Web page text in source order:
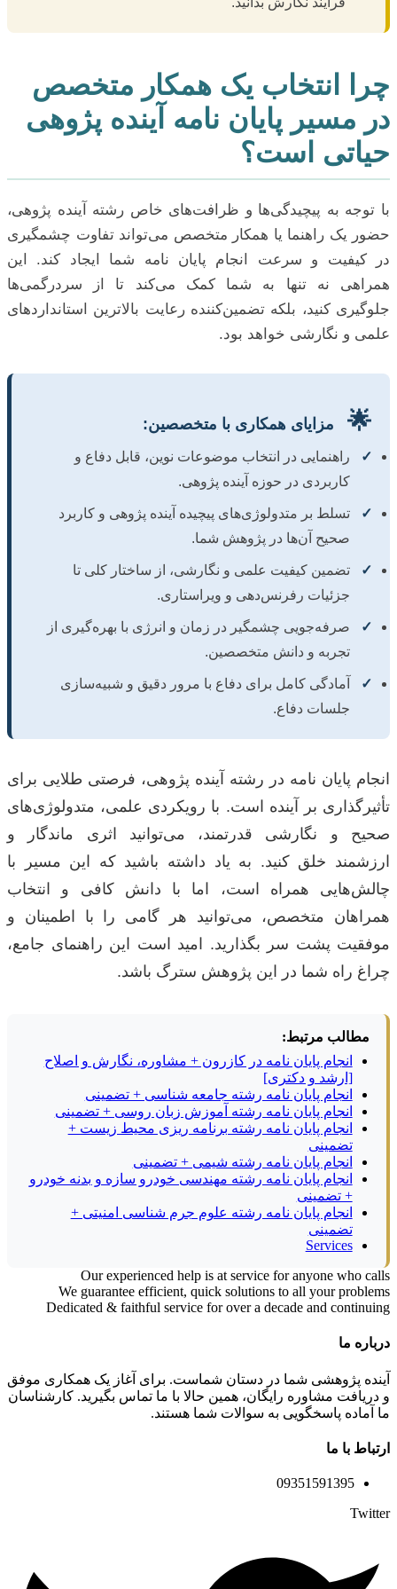
چرا انتخاب یک همکار متخصص
در مسیر پایان نامه آینده پژوهی
حیاتی است؟
با توجه به پیچیدگی‌ها و ظرافت‌های خاص رشته آینده پژوهی،
حضور یک راهنما یا همکار متخصص می‌تواند تفاوت چشمگیری
در کیفیت و سرعت انجام پایان نامه شما ایجاد کند. این
همراهی نه تنها به شما کمک می‌کند تا از سردرگمی‌ها
جلوگیری کنید، بلکه تضمین‌کننده رعایت بالاترین استانداردهای
علمی و نگارشی خواهد بود.
🌟 مزایای همکاری با متخصصین:
✓
راهنمایی در انتخاب موضوعات نوین، قابل دفاع و
کاربردی در حوزه آینده پژوهی.
✓
تسلط بر متدولوژی‌های پیچیده آینده پژوهی و کاربرد
صحیح آن‌ها در پژوهش شما.
✓
تضمین کیفیت علمی و نگارشی، از ساختار کلی تا
جزئیات رفرنس‌دهی و ویراستاری.
✓
صرفه‌جویی چشمگیر در زمان و انرژی با بهره‌گیری از
تجربه و دانش متخصصین.
✓
آمادگی کامل برای دفاع با مرور دقیق و شبیه‌سازی
جلسات دفاع.
انجام پایان نامه در رشته آینده پژوهی، فرصتی طلایی برای
تأثیرگذاری بر آینده است. با رویکردی علمی، متدولوژی‌های
صحیح و نگارشی قدرتمند، می‌توانید اثری ماندگار و
ارزشمند خلق کنید. به یاد داشته باشید که این مسیر با
چالش‌هایی همراه است، اما با دانش کافی و انتخاب
همراهان متخصص، می‌توانید هر گامی را با اطمینان و
موفقیت پشت سر بگذارید. امید است این راهنمای جامع،
چراغ راه شما در این پژوهش سترگ باشد.
مطالب مرتبط:
انجام پایان نامه در کازرون + مشاوره، نگارش و اصلاح
[ارشد و دکتری]
انجام پایان نامه رشته جامعه شناسی + تضمینی
انجام پایان نامه رشته آموزش زبان روسی + تضمینی
انجام پایان نامه رشته برنامه ریزی محیط زیست +
تضمینی
انجام پایان نامه رشته شیمی + تضمینی
انجام پایان نامه رشته مهندسی خودرو سازه و بدنه خودرو
+ تضمینی
انجام پایان نامه رشته علوم جرم شناسی امنیتی +
تضمینی
Services
Our experienced help is at service for anyone who calls
We guarantee efficient, quick solutions to all your problems
Dedicated & faithful service for over a decade and continuing
درباره ما
آینده پژوهشی شما در دستان شماست. برای آغاز یک همکاری موفق
و دریافت مشاوره رایگان، همین حالا با ما تماس بگیرید. کارشناسان
ما آماده پاسخگویی به سوالات شما هستند.
ارتباط با ما
09351591395
Twitter